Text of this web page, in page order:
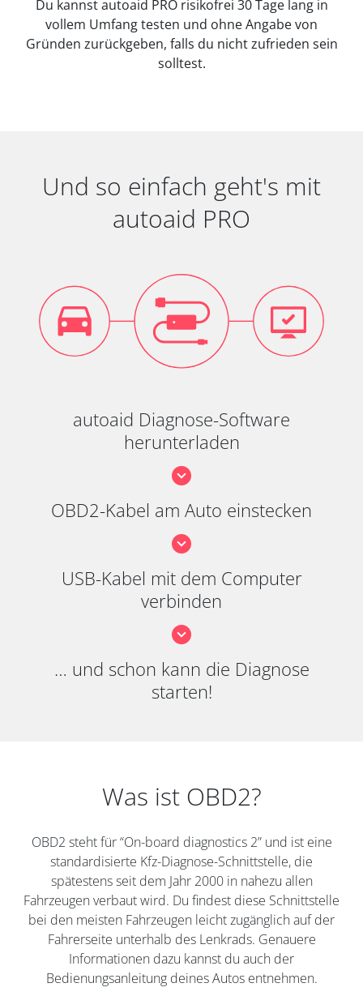
Du kannst autoaid PRO risikofrei 30 Tage lang in
vollem Umfang testen und ohne Angabe von
Gründen zurückgeben, falls du nicht zufrieden sein
solltest.
Und so einfach geht's mit
autoaid PRO
autoaid Diagnose-Software
herunterladen
OBD2-Kabel am Auto einstecken
USB-Kabel mit dem Computer
verbinden
… und schon kann die Diagnose
starten!
Was ist OBD2?
OBD2 steht für “On-board diagnostics 2” und ist eine
standardisierte Kfz-Diagnose-Schnittstelle, die
spätestens seit dem Jahr 2000 in nahezu allen
Fahrzeugen verbaut wird. Du findest diese Schnittstelle
bei den meisten Fahrzeugen leicht zugänglich auf der
Fahrerseite unterhalb des Lenkrads. Genauere
Informationen dazu kannst du auch der
Bedienungsanleitung deines Autos entnehmen.